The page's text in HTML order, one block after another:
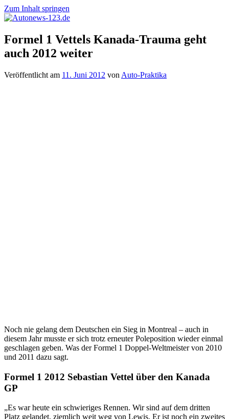
Zum Inhalt springen
Autonews-
123.de
Autonews
mit
Charme
Formel 1 Vettels Kanada-Trauma geht
auch 2012 weiter
Veröffentlicht am 11. Juni 2012 von Auto-Praktika
Noch nie gelang dem Deutschen ein Sieg in Montreal – auch in
diesem Jahr musste er sich trotz erneuter Poleposition wieder einmal
geschlagen geben. Was der Formel 1 Doppel-Weltmeister von 2010
und 2011 dazu sagt.
Formel 1 2012 Sebastian Vettel über den Kanada
GP
„Es war heute ein schwieriges Rennen. Wir sind auf dem dritten
Platz gelandet, ziemlich weit weg von Lewis. Er ist noch ein zweites